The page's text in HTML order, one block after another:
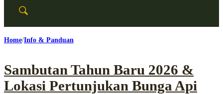
Home Info & Panduan
Sambutan Tahun Baru 2026 &
Lokasi Pertunjukan Bunga Api